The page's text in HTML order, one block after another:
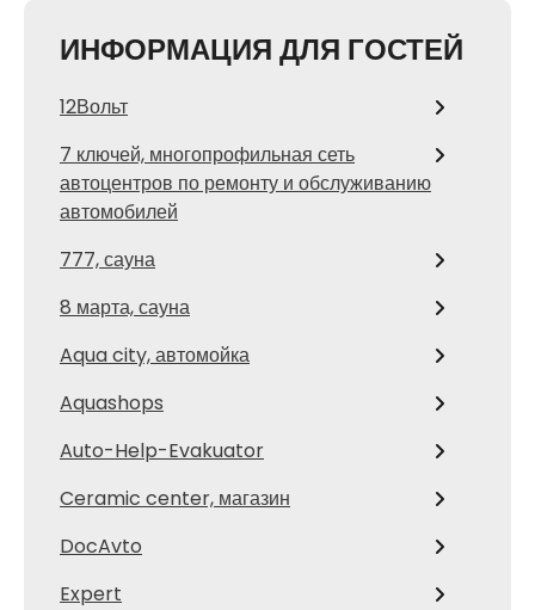
ИНФОРМАЦИЯ ДЛЯ ГОСТЕЙ
12Вольт
7 ключей, многопрофильная сеть
автоцентров по ремонту и обслуживанию
автомобилей
777, сауна
8 марта, сауна
Aqua city, автомойка
Aquashops
Auto-Help-Evakuator
Ceramic center, магазин
DocAvto
Expert